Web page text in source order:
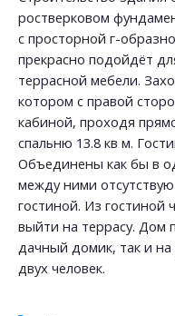
ростверковом
с просторной г-
прекрасно подойдёт
террасной мебели.
котором с правой
кабиной, проходя
спальню 13.8 кв м.
Объединены как бы в
между ними
гостиной. Из
выйти на террасу. Дом
дачный домик, так и
двух человек.